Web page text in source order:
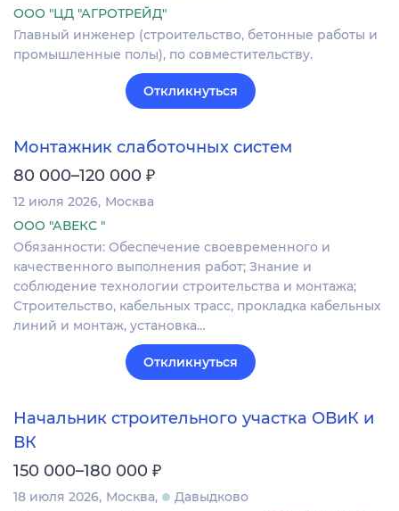
ООО "ЦД "АГРОТРЕЙД"
Главный инженер (строительство, бетонные работы и
промышленные полы), по совместительству.
Откликнуться
Монтажник слаботочных систем
80 000–120 000 ₽
12 июля 2026 Москва
ООО "АВЕКС "
Обязанности: Обеспечение своевременного и
качественного выполнения работ; Знание и
соблюдение технологии строительства и монтажа;
Строительство, кабельных трасс, прокладка кабельных
линий и монтаж, установка…
Откликнуться
Начальник строительного участка ОВиК и
ВК
150 000–180 000 ₽
18 июля 2026 Москва
Давыдково